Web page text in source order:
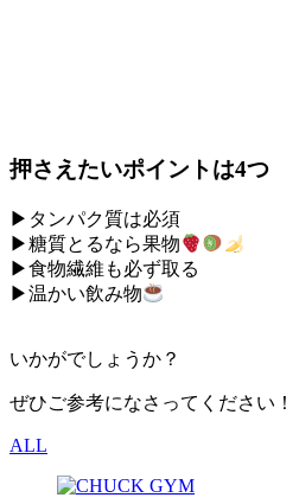
押さえたいポイントは4つ
▶︎タンパク質は必須⁣
▶︎糖質とるなら果物
▶︎食物繊維も必ず取る⁣
▶︎温かい飲み物
いかがでしょうか？
ぜひご参考になさってください！
ALL